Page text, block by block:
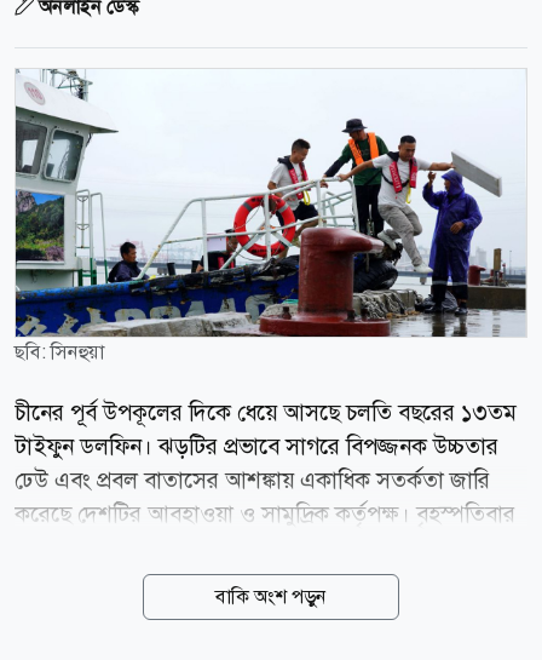
অনলাইন ডেস্ক
ছবি: সিনহুয়া
চীনের পূর্ব উপকূলের দিকে ধেয়ে আসছে চলতি বছরের ১৩তম
টাইফুন ডলফিন। ঝড়টির প্রভাবে সাগরে বিপজ্জনক উচ্চতার
ঢেউ এবং প্রবল বাতাসের আশঙ্কায় একাধিক সতর্কতা জারি
করেছে দেশটির আবহাওয়া ও সামুদ্রিক কর্তৃপক্ষ। বৃহস্পতিবার
(এনএমইএফসি) জানায়, বৃহস্পতিবার থেকে শুক্রবারের মধ্যে
পূর্ব চীন সাগরের পূর্বাংশে ৬ থেকে ১০ মিটার উচ্চতার ঢেউ সৃষ্টি
বাকি অংশ পড়ুন